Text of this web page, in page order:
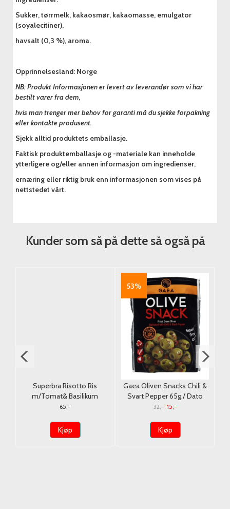
Sukker, tørrmelk, kakaosmør, kakaomasse, emulgator
(soyalecitiner),
havsalt (0,3 %), aroma.
Opprinnelsesland: Norge
NB: Produkt Informasjonen er levert av leverandør som vi har
bestilt varer fra dem,
hvis man trenger mer behov for garanti må du sjekke forpakning
eller kontakte produsent.
Sjekk alltid produktets emballasje.
Faktisk produktemballasje og -materiale kan inneholde
ytterligere og/eller annen informasjon om ingredienser,
ernæring eller riktig bruk enn informasjonen som vises på
nettstedet vårt.
Kunder som så på dette så også på
Superbra Risotto Ris
m/Tomat& Basilikum
Økologisk 250g.
65,-
Kjøp
53%
Gaea Oliven Snacks Chili &
Svart Pepper 65g./ Dato
32,- 15,-
Kjøp